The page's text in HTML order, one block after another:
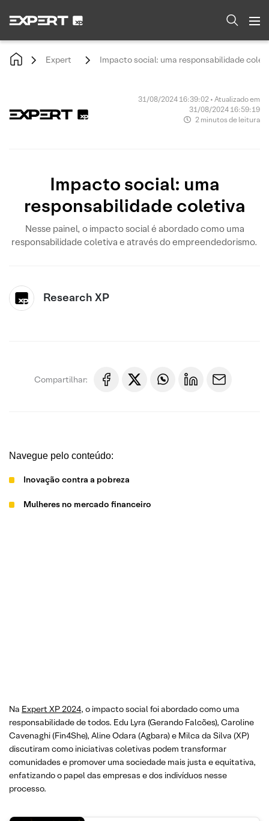
Expert Impacto social: uma responsabilidade
31/08/2024 16:39:02 • Atualizado em
31/08/2024 16:59:19
2 minutos de leitura
Impacto social: uma
responsabilidade coletiva
Nesse painel, o impacto social é abordado como uma
responsabilidade coletiva e através do empreendedorismo.
Research XP
Compartilhar:
Navegue pelo conteúdo:
Inovação contra a pobreza
Mulheres no mercado financeiro
Na Expert XP 2024, o impacto social foi abordado como uma
responsabilidade de todos. Edu Lyra (Gerando Falcões), Caroline
Cavenaghi (Fin4She), Aline Odara (Agbara) e Milca da Silva (XP)
discutiram como iniciativas coletivas podem transformar
comunidades e promover uma sociedade mais justa e equitativa,
enfatizando o papel das empresas e dos indivíduos nesse
processo.